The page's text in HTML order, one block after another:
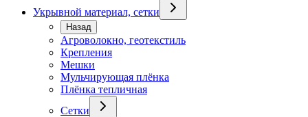
Укрывной материал, сетки
Назад
Агроволокно, геотекстиль
Крепления
Мешки
Мульчирующая плёнка
Плёнка тепличная
Сетки